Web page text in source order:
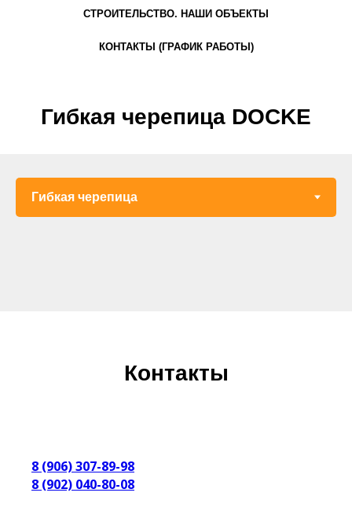
СТРОИТЕЛЬСТВО. НАШИ ОБЪЕКТЫ
КОНТАКТЫ (ГРАФИК РАБОТЫ)
Гибкая черепица DOCKE
Контакты
8 (906) 307-89-98
8 (902) 040-80-08